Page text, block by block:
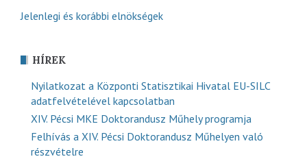
Jelenlegi és korábbi elnökségek
HÍREK
Nyilatkozat a Központi Statisztikai Hivatal EU-SILC
adatfelvételével kapcsolatban
XIV. Pécsi MKE Doktorandusz Műhely programja
Felhívás a XIV. Pécsi Doktorandusz Műhelyen való
részvételre